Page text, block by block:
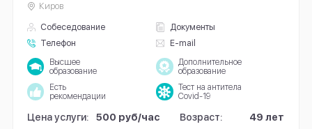
Собеседование
Документы
Телефон
E-mail
Киров
Высшее
образование
Дополнительное
образование
Есть
рекомендации
Тест на антитела
Covid-19
Цена услуги: 500 руб/час Возраст: 49 лет